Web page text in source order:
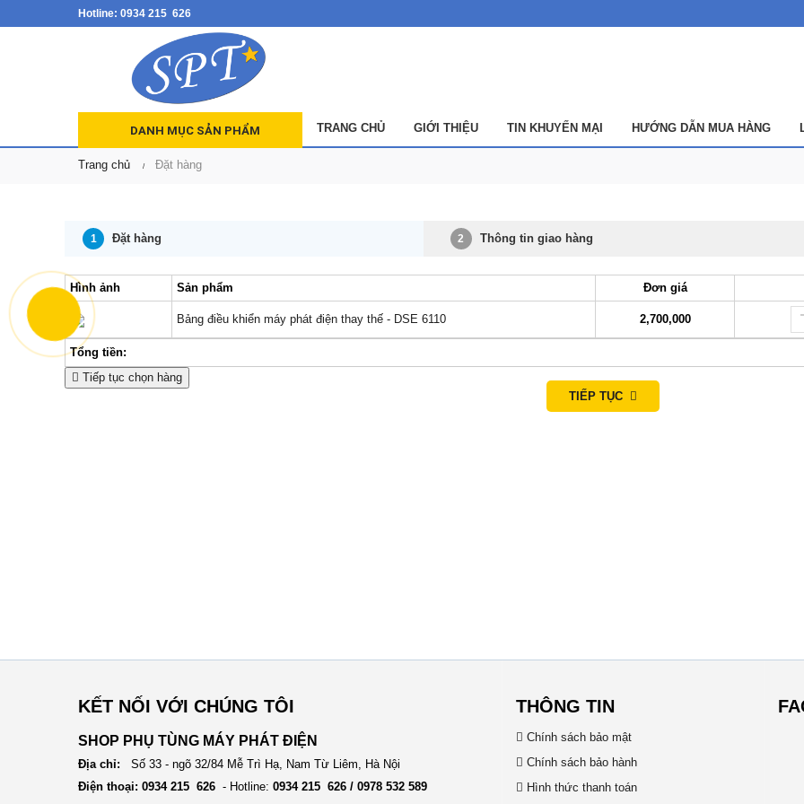
Hotline: 0934 215 626
DANH MỤC SẢN PHẨM TRANG CHỦ GIỚI THIỆU TIN KHUYẾN MẠI HƯỚNG DẪN MUA HÀNG
Trang chủ Đặt hàng
1 Đặt hàng 2 Thông tin giao hàng
Hình ảnh Sản phẩm Đơn giá
Bảng điều khiển máy phát điện thay thế - DSE 6110 2,700,000
Tổng tiền:
Tiếp tục chọn hàng
TIẾP TỤC
KẾT NỐI VỚI CHÚNG TÔI
SHOP PHỤ TÙNG MÁY PHÁT ĐIỆN
Địa chỉ: Số 33 - ngõ 32/84 Mễ Trì Hạ, Nam Từ Liêm, Hà Nội
Điện thoại: 0934 215 626 - Hotline: 0934 215 626 / 0978 532 589
THÔNG TIN
Chính sách bảo mật
Chính sách bảo hành
Hình thức thanh toán